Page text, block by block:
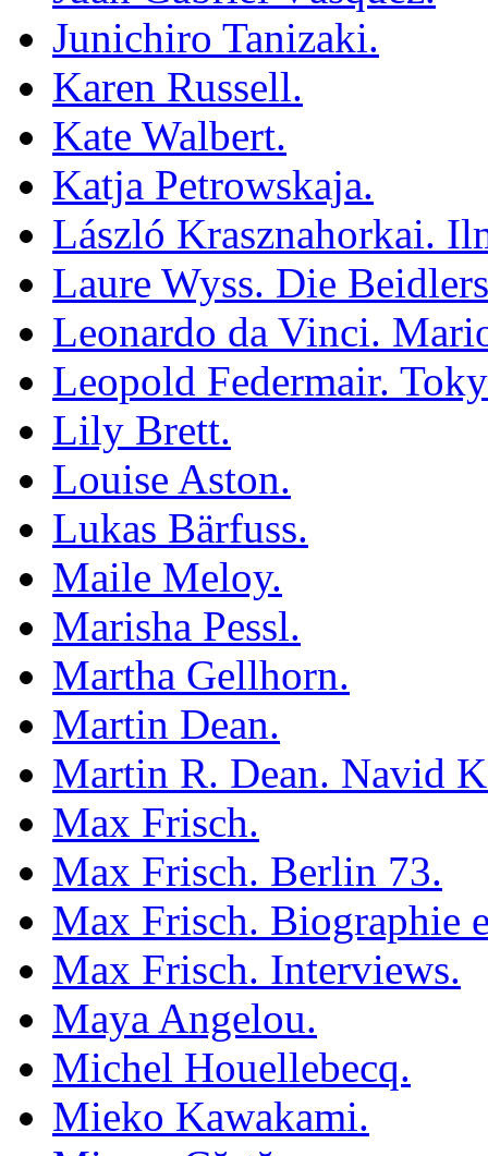
Junichiro Tanizaki.
Karen Russell.
Kate Walbert.
Katja Petrowskaja.
László Krasznahorkai.
Laure Wyss. Die
Leonardo da Vinci.
Leopold Federmair.
Lily Brett.
Louise Aston.
Lukas Bärfuss.
Maile Meloy.
Marisha Pessl.
Martha Gellhorn.
Martin Dean.
Martin R. Dean. Navid
Max Frisch.
Max Frisch. Berlin 73.
Max Frisch. Biographie
Max Frisch. Interviews.
Maya Angelou.
Michel Houellebecq.
Mieko Kawakami.